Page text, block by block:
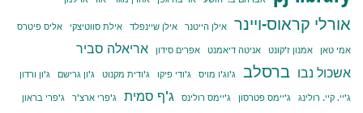
אורלי קראוס-ויינר אילן הייטנר אילן שיינפלד אילת סווטיצקי אליס פיטרס
אמי טאן אמנון ז'קונט אניטה דיאמנט אפרים סידון
אריאלה סביר
אשכול נבו ברסלב ג'וג'ו מויס ג'ודי פיקו ג'ודית מקנוט ג'ון גרישם ג'ון ורדון
ג'יי. קיי. רולינג ג'יימס פטרסון ג'יימס רולינס ג'ף סמית ג'פרי ארצ'ר
ג'פרי בראון